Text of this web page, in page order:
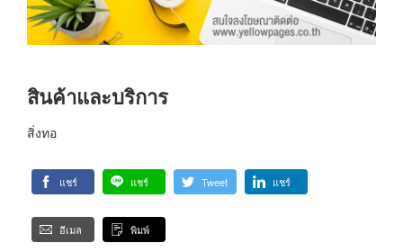
สินค้าและบริการ
สิ่งทอ
แชร์ แชร์ Tweet แชร์
อีเมล พิมพ์